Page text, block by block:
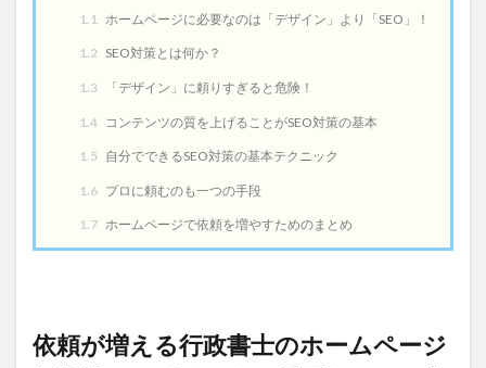
1.1
ホームページに必要なのは「デザイン」より「SEO」！
1.2 SEO対策とは何か？
1.3 「デザイン」に頼りすぎると危険！
1.4 コンテンツの質を上げることがSEO対策の基本
1.5 自分でできるSEO対策の基本テクニック
1.6 プロに頼むのも一つの手段
1.7 ホームページで依頼を増やすためのまとめ
依頼が増える行政書士のホームページ